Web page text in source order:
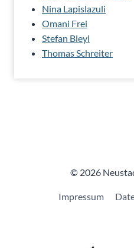
Nina Lapislazuli
Omani Frei
Stefan Bleyl
Thomas Schreiter
© 2026
Impressum